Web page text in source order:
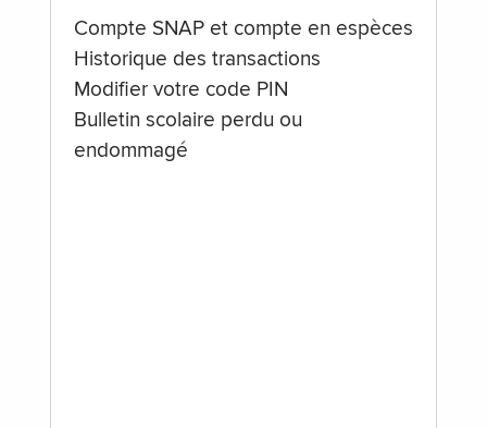
Compte SNAP et compte en espèces
Historique des transactions
Modifier votre code PIN
Bulletin scolaire perdu ou
endommagé